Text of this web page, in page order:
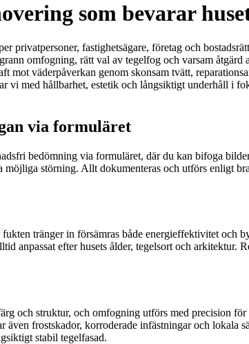
som bevarar
fastighetsägare, företag och
omfogning, rätt val av tegelfog och varsam åtgärd
väderpåverkan genom skonsam tvätt,
vi med hållbarhet, estetik och långsiktigt underhåll i
via formuläret
bedömning via formuläret, där du kan bifoga
störning. Allt dokumenteras och utförs enligt
tränger in försämras både energieffektivitet och
efter husets ålder, tegelsort och arkitektur.
och struktur, och omfogning utförs med precision
frostskador, korroderade infästningar och lokala
stabil tegelfasad.